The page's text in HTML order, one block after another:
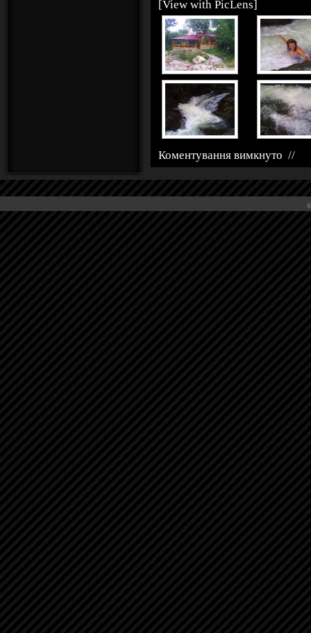
[View with PicLens]
Коментування вимкнуто //